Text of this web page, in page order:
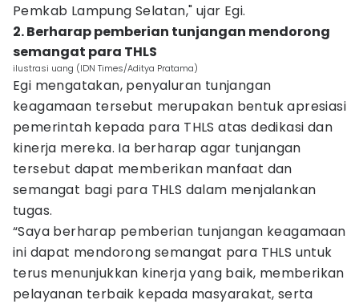
Pemkab Lampung Selatan," ujar Egi.
2. Berharap pemberian tunjangan mendorong
semangat para THLS
ilustrasi uang (IDN Times/Aditya Pratama)
Egi mengatakan, penyaluran tunjangan
keagamaan tersebut merupakan bentuk apresiasi
pemerintah kepada para THLS atas dedikasi dan
kinerja mereka. Ia berharap agar tunjangan
tersebut dapat memberikan manfaat dan
semangat bagi para THLS dalam menjalankan
tugas.
“Saya berharap pemberian tunjangan keagamaan
ini dapat mendorong semangat para THLS untuk
terus menunjukkan kinerja yang baik, memberikan
pelayanan terbaik kepada masyarakat, serta